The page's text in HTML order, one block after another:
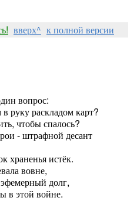
вверх^ к полной версии
вопрос:
руку раскладом карт?
чтобы спалось?
- штрафной десант
храненья истёк.
вовне,
долг,
в этой войне.